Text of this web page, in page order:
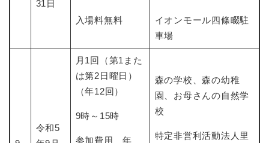
31日
入場料無料
イオンモール四條畷駐
車場
令和5
月1回（第1また
は第2日曜日）
（年12回）
9時～15時
参加費用 年
森の学校、森の幼稚
園、お母さんの自然学
校
特定非営利活動法人里